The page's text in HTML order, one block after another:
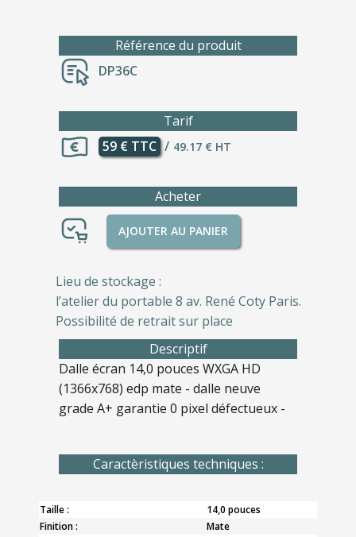
Référence du produit
DP36C
Tarif
59 € TTC / 49.17 € HT
Acheter
AJOUTER AU PANIER
Lieu de stockage :
l’atelier du portable 8 av. René Coty Paris.
Possibilité de retrait sur place
Descriptif
Dalle écran 14,0 pouces WXGA HD
(1366x768) edp mate - dalle neuve
grade A+ garantie 0 pixel défectueux -
Caractèristiques techniques :
Taille :
14,0 pouces
Finition :
Mate